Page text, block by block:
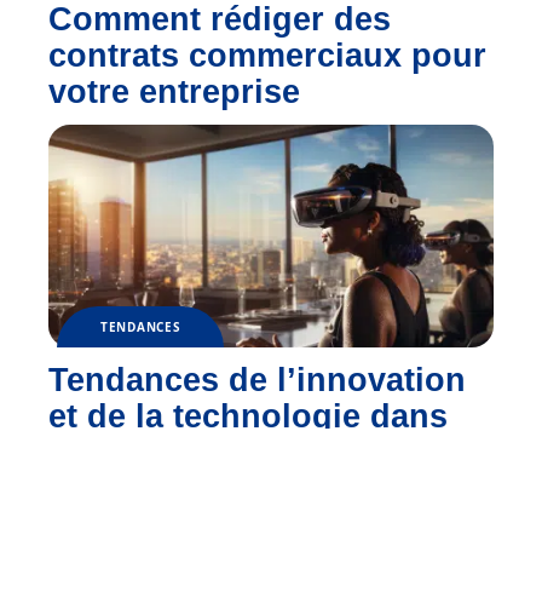
Comment rédiger des
contrats commerciaux pour
votre entreprise
TENDANCES
Tendances de l’innovation
et de la technologie dans